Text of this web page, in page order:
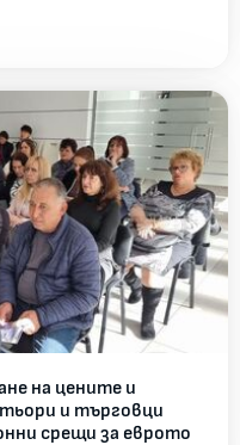
на цените и
и търговци
срещи за еврото